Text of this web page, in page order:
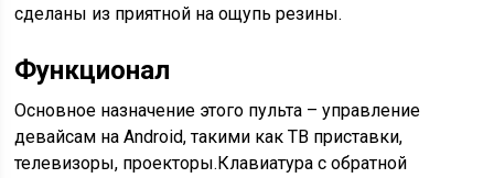
сделаны из приятной на ощупь резины.
Функционал
Основное назначение этого пульта – управление
девайсам на Android, такими как ТВ приставки,
телевизоры, проекторы.Клавиатура с обратной